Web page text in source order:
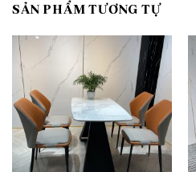
SẢN PHẨM TƯƠNG TỰ